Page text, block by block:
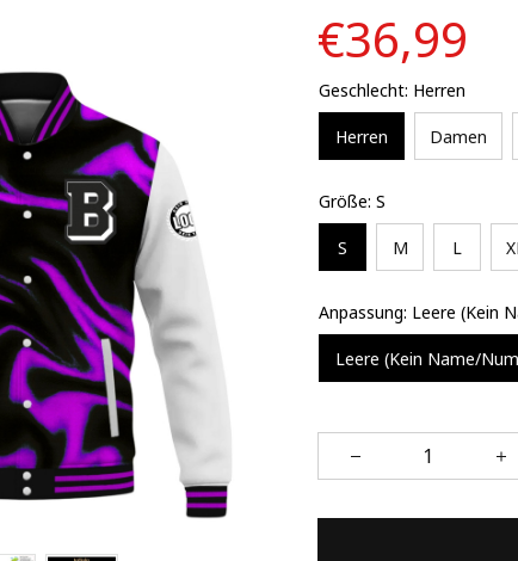
€36,99
Geschlecht: Herren
Herren Damen
Größe: S
S M L
Anpassung: Leere (Kein
Leere (Kein Name/